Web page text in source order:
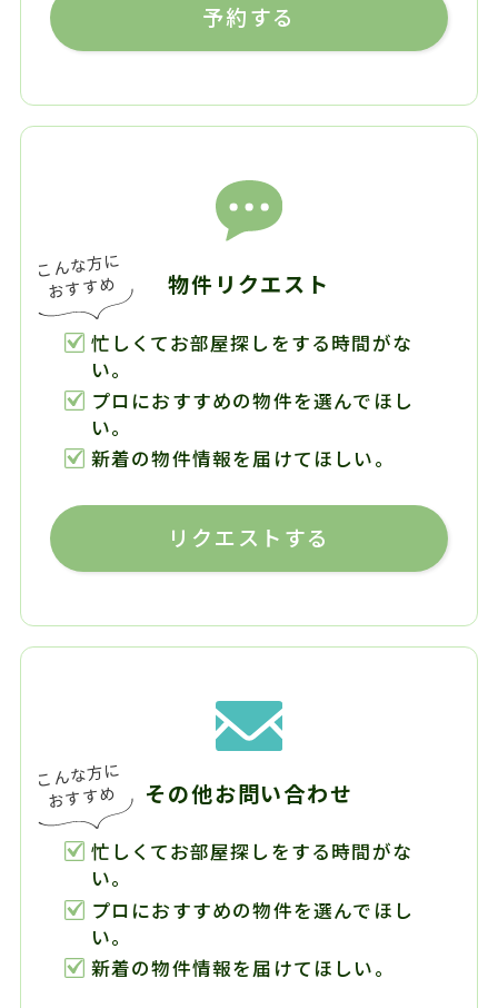
予約する
物件リクエスト
忙しくてお部屋探しをする時間がな
い。
プロにおすすめの物件を選んでほし
い。
新着の物件情報を届けてほしい。
リクエストする
その他お問い合わせ
忙しくてお部屋探しをする時間がな
い。
プロにおすすめの物件を選んでほし
い。
新着の物件情報を届けてほしい。